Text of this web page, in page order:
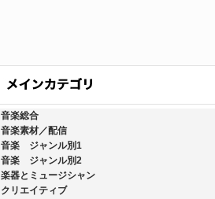
音楽総合
音楽素材／配信
音楽 ジャンル別1
音楽 ジャンル別2
楽器とミュージシャン
クリエイティブ